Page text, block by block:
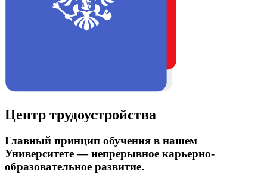
Центр трудоустройства
Главный принцип обучения в нашем
Университете — непрерывное карьерно-
образовательное развитие.